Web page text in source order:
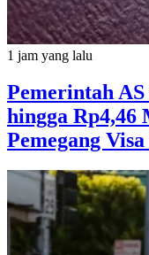
1 jam yang lalu
Pemerintah
hingga
Pemegang